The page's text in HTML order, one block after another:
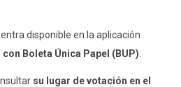
disponible en la aplicación
Boleta Única Papel (BUP)
su lugar de votación en el